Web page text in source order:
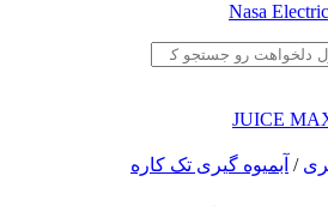
/ آبمیوه گیری تک کاره